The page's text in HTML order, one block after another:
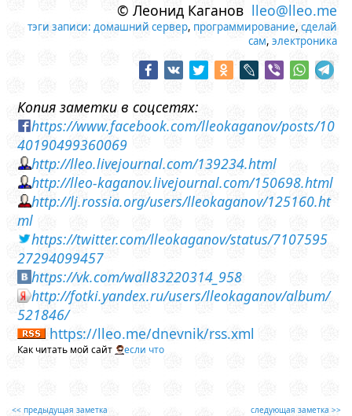
© Леонид Каганов lleo@lleo.me
тэги записи: домашний сервер, программирование,сделай
сам,электроника
Копия заметки в соцсетях:
https://www.facebook.com/lleokaganov/posts/10
40190499360069
http://lleo.livejournal.com/139234.html
http://lleo-kaganov.livejournal.com/150698.html
http://lj.rossia.org/users/lleokaganov/125160.ht
ml
https://twitter.com/lleokaganov/status/7107595
27294099457
https://vk.com/wall83220314_958
http://fotki.yandex.ru/users/lleokaganov/album/
521846/
https://lleo.me/dnevnik/rss.xml
Как читать мой сайт если что
<< предыдущая заметка следующая заметка >>